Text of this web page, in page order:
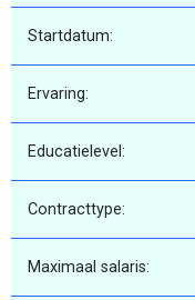
Startdatum:
Ervaring:
Educatielevel:
Contracttype:
Maximaal salaris: